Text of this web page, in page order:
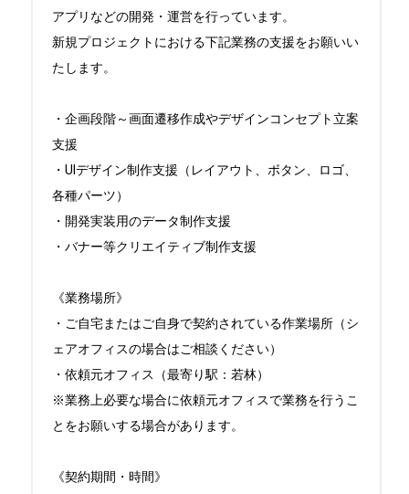
アプリなどの開発・運営を行っています。
新規プロジェクトにおける下記業務の支援をお願いい
たします。
・企画段階～画面遷移作成やデザインコンセプト立案
支援
・UIデザイン制作支援（レイアウト、ボタン、ロゴ、
各種パーツ）
・開発実装用のデータ制作支援
・バナー等クリエイティブ制作支援
《業務場所》
・ご自宅またはご自身で契約されている作業場所（シ
ェアオフィスの場合はご相談ください）
・依頼元オフィス（最寄り駅：若林）
※業務上必要な場合に依頼元オフィスで業務を行うこ
とをお願いする場合があります。
《契約期間・時間》